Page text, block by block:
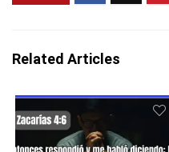
Related Articles